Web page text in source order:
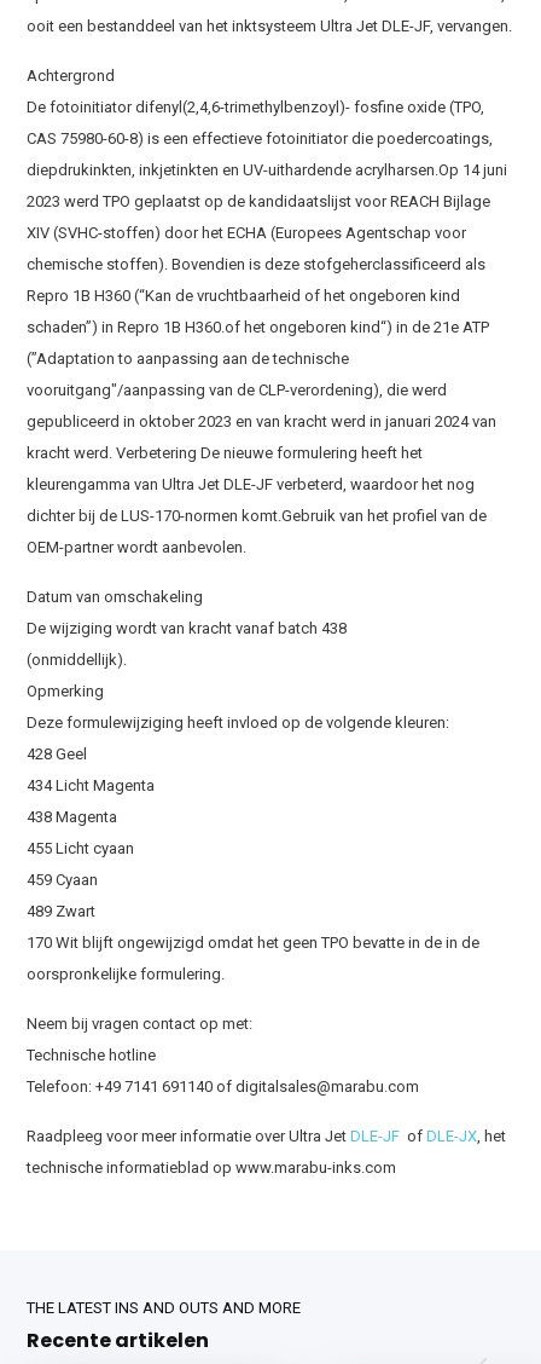
ooit een bestanddeel van het inktsysteem Ultra Jet DLE-JF, vervangen.
Achtergrond
De fotoinitiator difenyl(2,4,6-trimethylbenzoyl)- fosfine oxide (TPO,
CAS 75980-60-8) is een effectieve fotoinitiator die poedercoatings,
diepdrukinkten, inkjetinkten en UV-uithardende acrylharsen.Op 14 juni
2023 werd TPO geplaatst op de kandidaatslijst voor REACH Bijlage
XIV (SVHC-stoffen) door het ECHA (Europees Agentschap voor
chemische stoffen). Bovendien is deze stofgeherclassificeerd als
Repro 1B H360 (“Kan de vruchtbaarheid of het ongeboren kind
schaden”) in Repro 1B H360.of het ongeboren kind“) in de 21e ATP
(”Adaptation to aanpassing aan de technische
vooruitgang"/aanpassing van de CLP-verordening), die werd
gepubliceerd in oktober 2023 en van kracht werd in januari 2024 van
kracht werd. Verbetering De nieuwe formulering heeft het
kleurengamma van Ultra Jet DLE-JF verbeterd, waardoor het nog
dichter bij de LUS-170-normen komt.Gebruik van het profiel van de
OEM-partner wordt aanbevolen.
Datum van omschakeling
De wijziging wordt van kracht vanaf batch 438
(onmiddellijk).
Opmerking
Deze formulewijziging heeft invloed op de volgende kleuren:
428 Geel
434 Licht Magenta
438 Magenta
455 Licht cyaan
459 Cyaan
489 Zwart
170 Wit blijft ongewijzigd omdat het geen TPO bevatte in de in de
oorspronkelijke formulering.
Neem bij vragen contact op met:
Technische hotline
Telefoon: +49 7141 691140 ofdigitalsales@marabu.com
Raadpleeg voor meer informatie over Ultra JetDLE-JF ofDLE-JX, het
technische informatieblad op www.marabu-inks.com
THE LATEST INS AND OUTS AND MORE
Recente artikelen